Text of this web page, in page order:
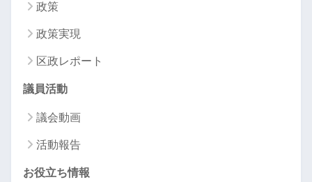
政策
政策実現
区政レポート
議員活動
議会動画
活動報告
お役立ち情報